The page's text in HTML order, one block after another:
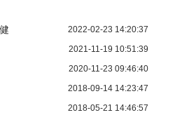
2022-02-23 14:20:37
2021-11-19 10:51:39
2020-11-23 09:46:40
2018-09-14 14:23:47
2018-05-21 14:46:57